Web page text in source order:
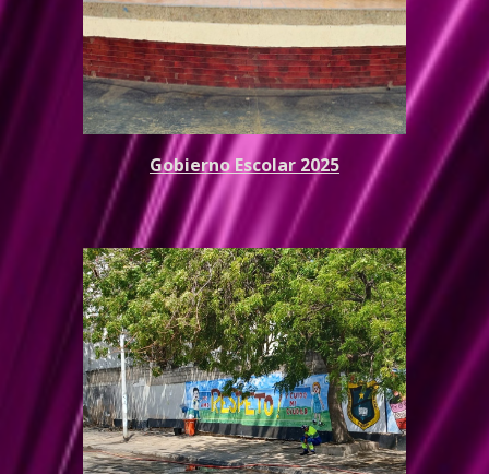
Gobierno Escolar 2025